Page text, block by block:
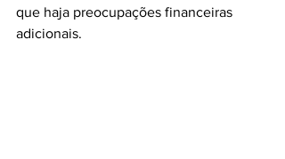
que haja preocupações financeiras
adicionais.